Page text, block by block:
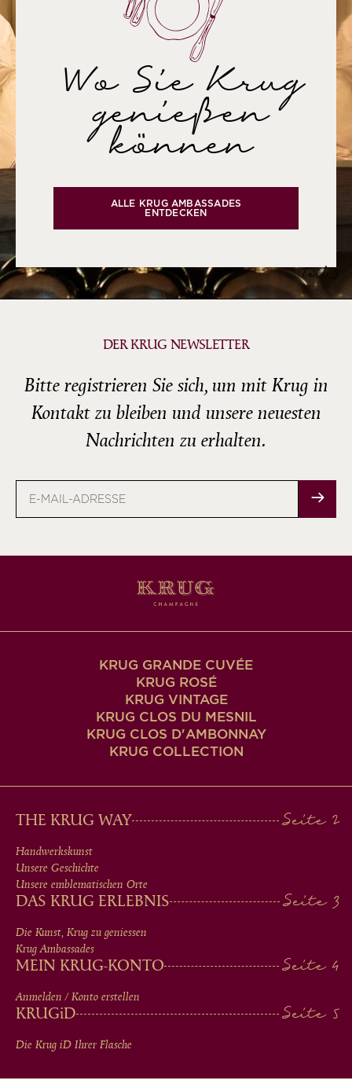
Wo Sie Krug
genießen
können
ALLE KRUG AMBASSADES
ENTDECKEN
Teil 3
DER KRUG NEWSLETTER
Bitte registrieren Sie sich, um mit Krug in
Kontakt zu bleiben und unsere neuesten
Nachrichten zu erhalten.
Mail-
KRUG GRANDE CUVÉE
KRUG ROSÉ
KRUG VINTAGE
KRUG CLOS DU MESNIL
KRUG CLOS D'AMBONNAY
KRUG COLLECTION
MAIN
MEN
IN
FOOTER
THE KRUG WAY
Handwerkskunst
Unsere Geschichte
Unsere emblematischen Orte
DAS KRUG ERLEBNIS
Die Kunst, Krug zu geniessen
Krug Ambassades
MEIN KRUG-KONTO
Anmelden / Konto erstellen
KRUGiD
Die Krug iD Ihrer Flasche